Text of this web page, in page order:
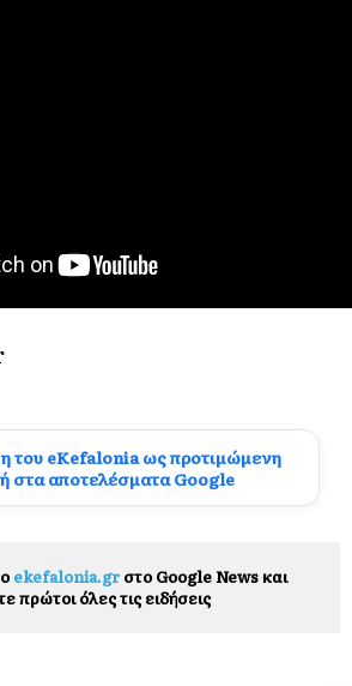
του eKefalonia ως προτιμώμενη
στα αποτελέσματα Google
ekefalonia.grστο Google News και
πρώτοι όλες τις ειδήσεις